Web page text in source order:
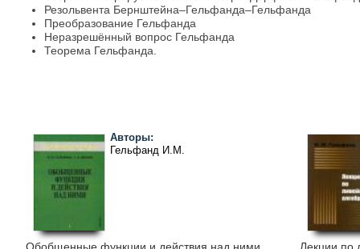
Резольвента Бернштейна–Гельфанда–Гельфанда
Преобразование Гельфанда
Неразрешённый вопрос Гельфанда
Теорема Гельфанда.
Авторы:
Гельфанд И.М.